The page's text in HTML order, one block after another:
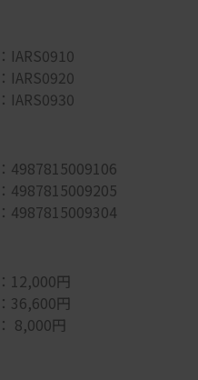
IARS0920
4987815009205
円
36,600円
8,000円